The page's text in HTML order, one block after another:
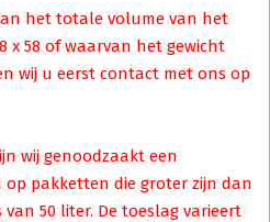
het totale volume van het
x 58 of waarvan het gewicht
wij u eerst contact met ons op
wij genoodzaakt een
pakketten die groter zijn dan
50 liter. De toeslag varieert